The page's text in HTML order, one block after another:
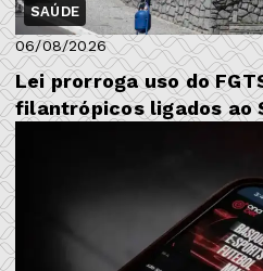
SAÚDE
06/08/2026
Lei prorroga uso do
filantrópicos ligados ao